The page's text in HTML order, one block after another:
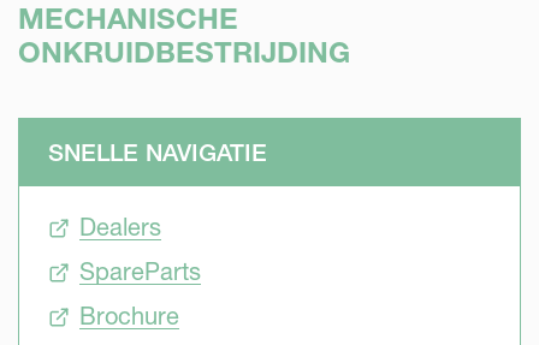
MECHANISCHE
ONKRUIDBESTRIJDING
SNELLE NAVIGATIE
Dealers
SpareParts
Brochure